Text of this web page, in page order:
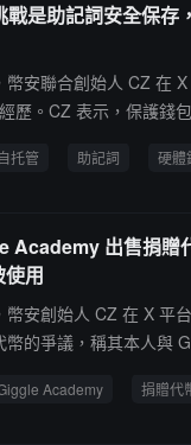
是更好的選擇。Willy
致永久丟失的比特幣約
閉等事件累計損失的約
是助記詞安全保存
安聯合創始人 CZ 在
歷。CZ 表示，保護錢
火災、洪水等意外損毀
自托管 助記詞 硬體
Academy 出售捐贈
用
安創始人 CZ 在 X 平
的爭議，稱其本人與
"每月月底將大部分捐
Academy 捐贈代